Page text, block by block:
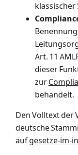
Art. 11
dieser
zur
behandelt.
Den Volltext
deutsche
aufgesetze-im-